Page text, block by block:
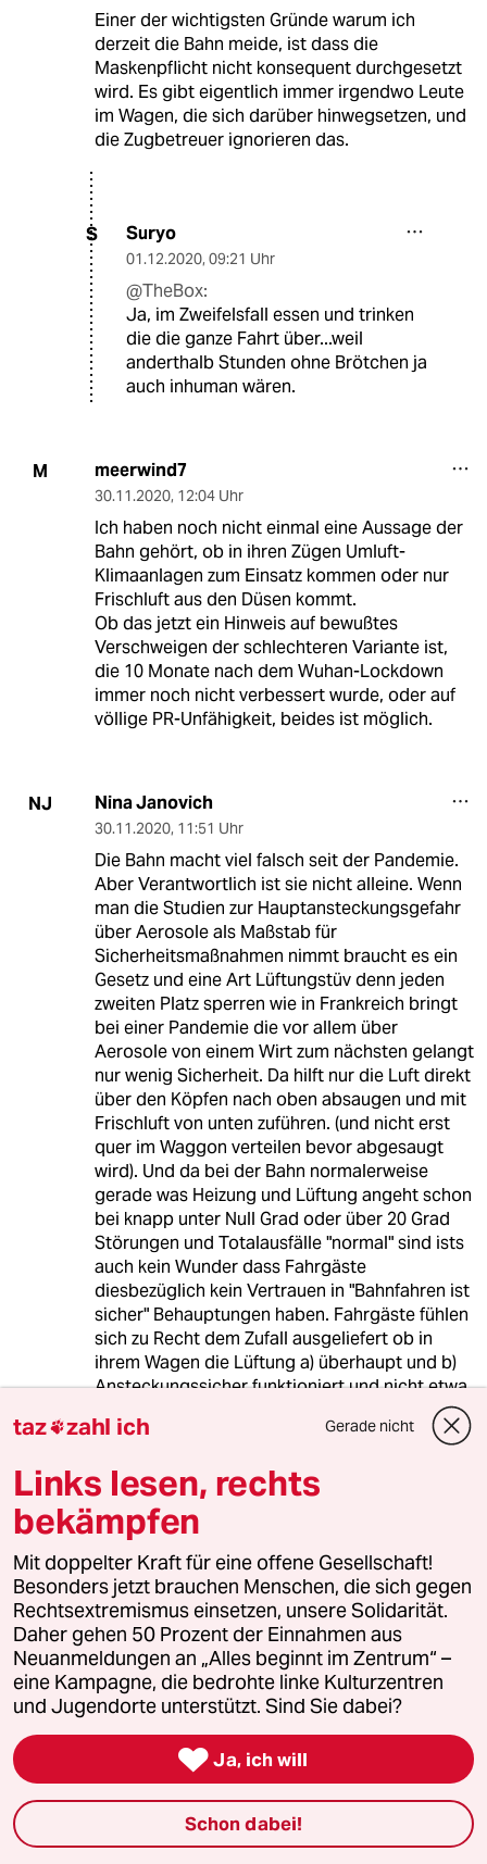
Einer der wichtigsten Gründe warum ich
derzeit die Bahn meide, ist dass die
Maskenpflicht nicht konsequent durchgesetzt
wird. Es gibt eigentlich immer irgendwo Leute
im Wagen, die sich darüber hinwegsetzen, und
die Zugbetreuer ignorieren das.
S Suryo
01.12.2020, 09:21 Uhr
@TheBox:
Ja, im Zweifelsfall essen und trinken
die die ganze Fahrt über...weil
anderthalb Stunden ohne Brötchen ja
auch inhuman wären.
M meerwind7
30.11.2020, 12:04 Uhr
Ich haben noch nicht einmal eine Aussage der
Bahn gehört, ob in ihren Zügen Umluft-
Klimaanlagen zum Einsatz kommen oder nur
Frischluft aus den Düsen kommt.
Ob das jetzt ein Hinweis auf bewußtes
Verschweigen der schlechteren Variante ist,
die 10 Monate nach dem Wuhan-Lockdown
immer noch nicht verbessert wurde, oder auf
völlige PR-Unfähigkeit, beides ist möglich.
NJ Nina Janovich
30.11.2020, 11:51 Uhr
Die Bahn macht viel falsch seit der Pandemie.
Aber Verantwortlich ist sie nicht alleine. Wenn
man die Studien zur Hauptansteckungsgefahr
über Aerosole als Maßstab für
Sicherheitsmaßnahmen nimmt braucht es ein
Gesetz und eine Art Lüftungstüv denn jeden
zweiten Platz sperren wie in Frankreich bringt
bei einer Pandemie die vor allem über
Aerosole von einem Wirt zum nächsten gelangt
nur wenig Sicherheit. Da hilft nur die Luft direkt
über den Köpfen nach oben absaugen und mit
Frischluft von unten zuführen. (und nicht erst
quer im Waggon verteilen bevor abgesaugt
wird). Und da bei der Bahn normalerweise
gerade was Heizung und Lüftung angeht schon
bei knapp unter Null Grad oder über 20 Grad
Störungen und Totalausfälle "normal" sind ists
auch kein Wunder dass Fahrgäste
diesbezüglich kein Vertrauen in "Bahnfahren ist
sicher" Behauptungen haben. Fahrgäste fühlen
sich zu Recht dem Zufall ausgeliefert ob in
ihrem Wagen die Lüftung a) überhaupt und b)
Ansteckungssicher funktioniert und nicht etwa
verteilt.
M meerwind7
30.11.2020 12:44 Uhr
@Nina Janovich:
Warum frägt nicht auch die Presse
nach der Lüftung in den Zügen: Wie
viel, woher, wie geregelt - wird
automatisch weniger Frischluft
zugeführt, wenn weniger Reisende im
Praxis in normalen Zeiten.
Wird auch weniger gelüftet, um
irgendwelche Kphlungsziele zu
erreichen (im Sommer ist es ja
taz zahl ich Gerade nicht
Links lesen, rechts
bekämpfen
Mit doppelter Kraft für eine offene Gesellschaft!
Besonders jetzt brauchen Menschen, die sich gegen
Rechtsextremismus einsetzen, unsere Solidarität.
Daher gehen 50 Prozent der Einnahmen aus
Neuanmeldungen an „Alles beginnt im Zentrum“ –
eine Kampagne, die bedrohte linke Kulturzentren
und Jugendorte unterstützt. Sind Sie dabei?
 Ja, ich will
Schon dabei!